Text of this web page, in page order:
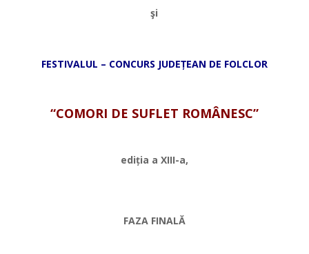
şi
FESTIVALUL – CONCURS JUDEȚEAN DE FOLCLOR
“COMORI DE SUFLET ROMÂNESC”
ediția a XIII-a,
FAZA FINALĂ